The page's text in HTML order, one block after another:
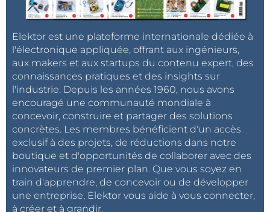
Elektor est une plateforme internationale dédiée à
l'électronique appliquée, offrant aux ingénieurs,
aux makers et aux startups du contenu expert, des
connaissances pratiques et des insights sur
l'industrie. Depuis les années 1960, nous avons
encouragé une communauté mondiale à
concevoir, construire et partager des solutions
concrètes. Les membres bénéficient d'un accès
exclusif à des projets, de réductions dans notre
boutique et d'opportunités de collaborer avec des
innovateurs de premier plan. Que vous soyez en
train d'apprendre, de concevoir ou de développer
une entreprise, Elektor vous aide à vous connecter,
à créer et à grandir.